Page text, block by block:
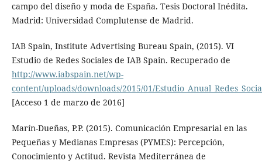
campo del diseño y moda de España. Tesis Doctoral Inédita.
Madrid: Universidad Complutense de Madrid.
IAB Spain, Institute Advertising Bureau Spain, (2015). VI
Estudio de Redes Sociales de IAB Spain. Recuperado de
http://www.iabspain.net/wp-
content/uploads/downloads/2015/01/
[Acceso 1 de marzo de 2016]
Marín-Dueñas, P.P. (2015). Comunicación Empresarial en las
Pequeñas y Medianas Empresas (PYMES): Percepción,
Conocimiento y Actitud. Revista Mediterránea de